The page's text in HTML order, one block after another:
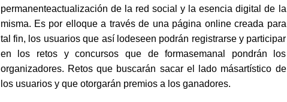
permanenteactualización de la red social y la esencia digital de la
misma. Es por elloque a través de una página online creada para
tal fin, los usuarios que así lodeseen podrán registrarse y participar
en los retos y concursos que de formasemanal pondrán los
organizadores. Retos que buscarán sacar el lado másartístico de
los usuarios y que otorgarán premios a los ganadores.